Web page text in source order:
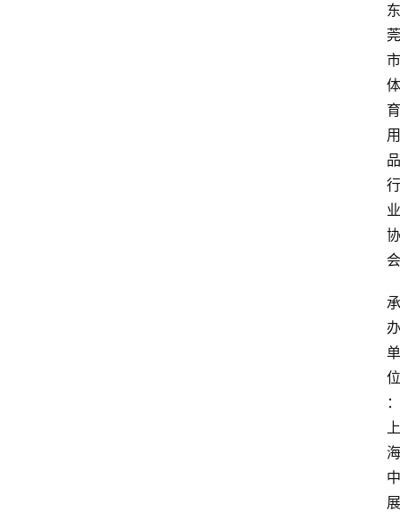
东
莞
市
体
育
用
品
行
业
协
会
承
办
单
位
：
上
海
中
展